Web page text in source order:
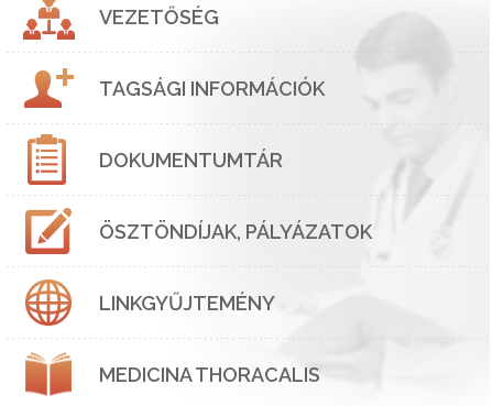
VEZETŐSÉG
TAGSÁGI INFORMÁCIÓK
DOKUMENTUMTÁR
ÖSZTÖNDÍJAK, PÁLYÁZATOK
LINKGYŰJTEMÉNY
MEDICINA THORACALIS